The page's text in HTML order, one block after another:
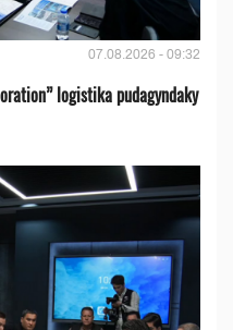
07.08.2026 - 09:32
logistika pudagyndaky